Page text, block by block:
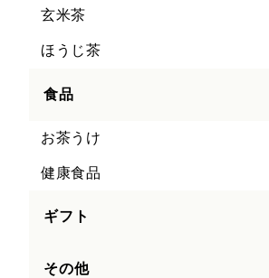
玄米茶
ほうじ茶
食品
お茶うけ
健康食品
ギフト
その他